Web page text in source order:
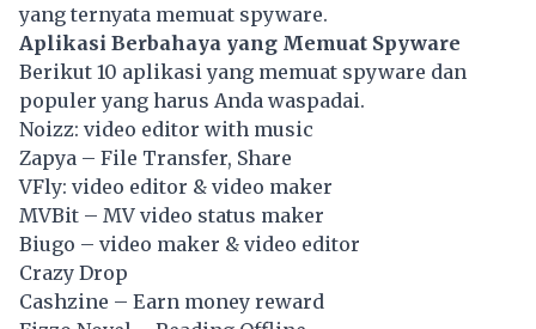
yang ternyata memuat spyware.
Aplikasi Berbahaya yang Memuat Spyware
Berikut 10 aplikasi yang memuat spyware dan
populer yang harus Anda waspadai.
Noizz: video editor with music
Zapya – File Transfer, Share
VFly: video editor & video maker
MVBit – MV video status maker
Biugo – video maker & video editor
Crazy Drop
Cashzine – Earn money reward